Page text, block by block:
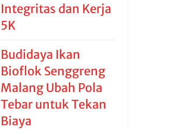
Integritas dan Kerja
5K
Budidaya Ikan
Bioflok Senggreng
Malang Ubah Pola
Tebar untuk Tekan
Biaya